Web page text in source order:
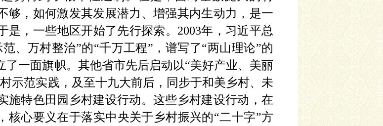
够，如何激发其发展潜力、增强其内生动力，是一
是，一些地区开始了先行探索。 2003年，习近平总
、万村整治”的“千万工程”，谱写了“两山理论”的
一面旗帜。其他省市先后启动以“美好产业、美丽
示范实践，及至十九大前后，同步于和美乡村、未
施特色田园乡村建设行动。这些乡村建设行动，在
核心要义在于落实中央关于乡村振兴的“二十字”方